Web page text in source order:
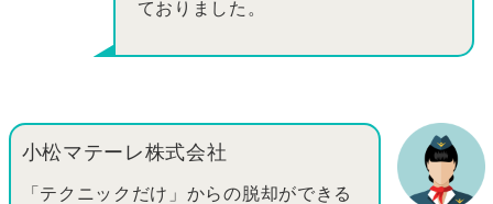
ておりました。
小松マテーレ株式会社
「テクニックだけ」からの脱却ができる